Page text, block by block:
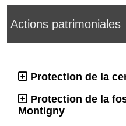
Actions patrimoniales
Protection de la
Protection de la
Montigny